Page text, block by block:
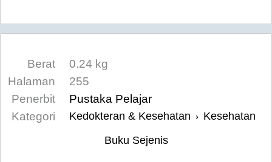
Berat
0.24 kg
Halaman
255
Penerbit
Pustaka Pelajar
Kategori
Kedokteran & Kesehatan › Kesehatan
Buku Sejenis